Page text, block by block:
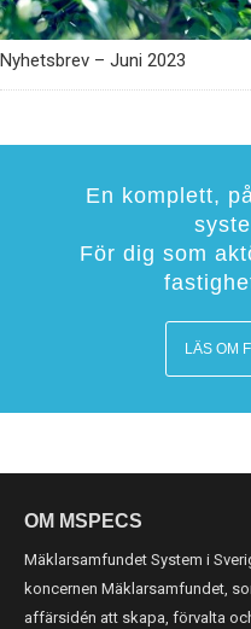
Nyhetsbrev – Juni 2023
En komplett,
För dig som
LÄS OM
OM MSPECS
Mäklarsamfundet System i
koncernen Mäklarsamfundet,
affärsidén att skapa, förvalta